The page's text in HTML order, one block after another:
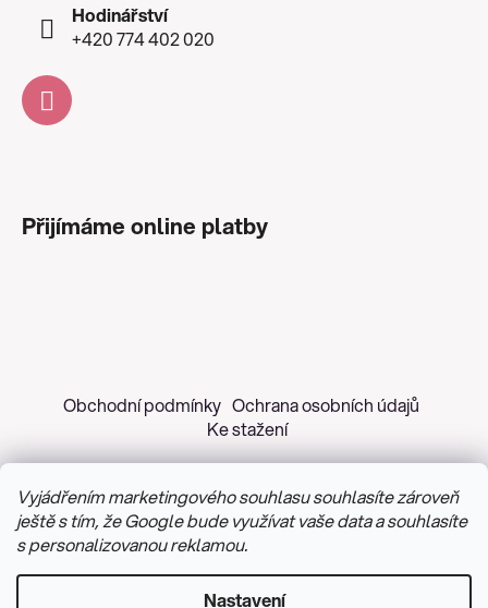
Vyjádřením marketingového souhlasu souhlasíte zároveň
ještě s tím, že Google bude využívat vaše data a souhlasíte
s personalizovanou reklamou.
Nastavení
Hodinářství
+420 774 402 020
Přijímáme online platby
Obchodní podmínky Ochrana osobních údajů
Ke stažení
Upravit nastavení cookies